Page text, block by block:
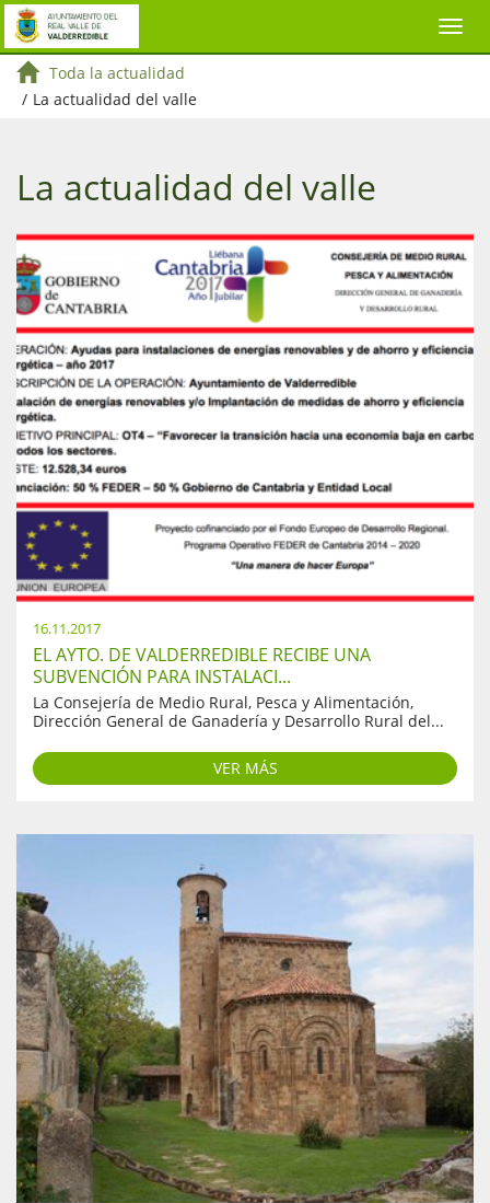
Toda la actualidad
/ La actualidad del valle
La actualidad del valle
16.11.2017
EL AYTO. DE VALDERREDIBLE RECIBE UNA
SUBVENCIÓN PARA INSTALACI...
La Consejería de Medio Rural, Pesca y Alimentación,
Dirección General de Ganadería y Desarrollo Rural del...
VER MÁS